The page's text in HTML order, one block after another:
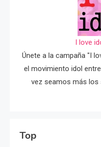
I love
Únete a la campaña "I
el movimiento idol
vez seamos más los
Top